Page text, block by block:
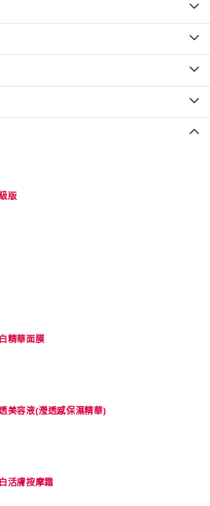
版
精華面膜
美容液(瀅透感保濕精華)
活膚按摩霜